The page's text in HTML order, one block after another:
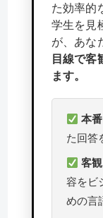
た効率的
学生を見
が、あな
目線で客
ます。
本
た回答
客
容をビ
めの言